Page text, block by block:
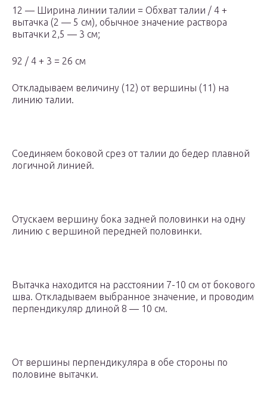
12 — Ширина линии талии = Обхват талии / 4 +
вытачка (2 — 5 см), обычное значение раствора
вытачки 2,5 — 3 см;
92 / 4 + 3 = 26 см
Откладываем величину (12) от вершины (11) на
линию талии.
Соединяем боковой срез от талии до бедер плавной
логичной линией.
Отускаем вершину бока задней половинки на одну
линию с вершиной передней половинки.
Вытачка находится на расстоянии 7-10 см от бокового
шва. Откладываем выбранное значение, и проводим
перпендикуляр длиной 8 — 10 см.
От вершины перпендикуляра в обе стороны по
половине вытачки.